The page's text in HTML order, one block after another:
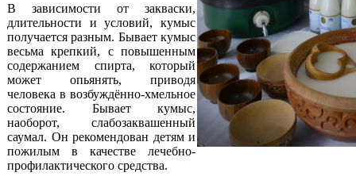
В зависимости от закваски,
длительности и условий, кумыс
получается разным. Бывает кумыс
весьма крепкий, с повышенным
содержанием спирта, который
может опьянять, приводя
человека в возбуждённо-хмельное
состояние. Бывает кумыс,
наоборот, слабозаквашенный
саумал. Он рекомендован детям и
пожилым в качестве лечебно-
профилактического средства.